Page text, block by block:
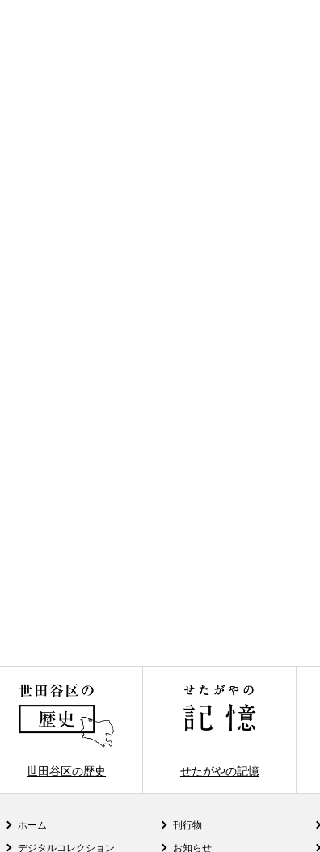
世田谷区の歴史 せたがやの記憶
ホーム
デジタルコレクション
刊行物
お知らせ